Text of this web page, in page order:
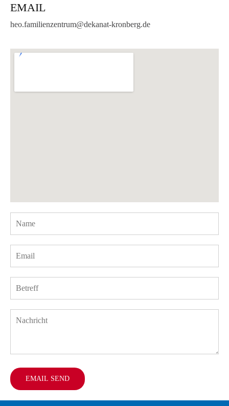
EMAIL
heo.familienzentrum@dekanat-kronberg.de
EMAIL SEND